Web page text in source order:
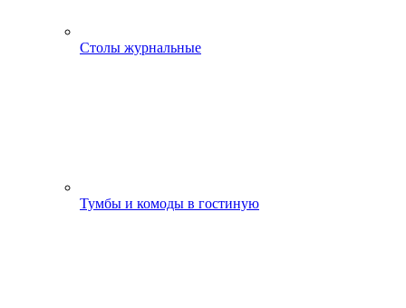
Столы журнальные
Тумбы и комоды в гостиную